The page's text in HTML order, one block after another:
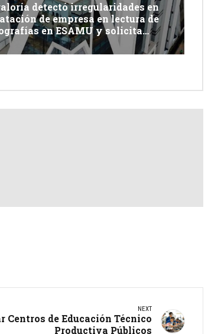
detectó irregularidades en
de empresa en lectura de
en ESAMU y solicita
penales contra funcionarios
NEXT
Centros de Educación Técnico
Productiva Públicos